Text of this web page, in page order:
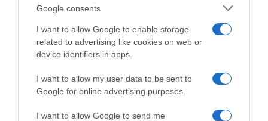
Google consents
I want to allow Google to enable storage
related to advertising like cookies on web or
device identifiers in apps.
I want to allow my user data to be sent to
Google for online advertising purposes.
I want to allow Google to send me
ΕΛΛΑΔΑ